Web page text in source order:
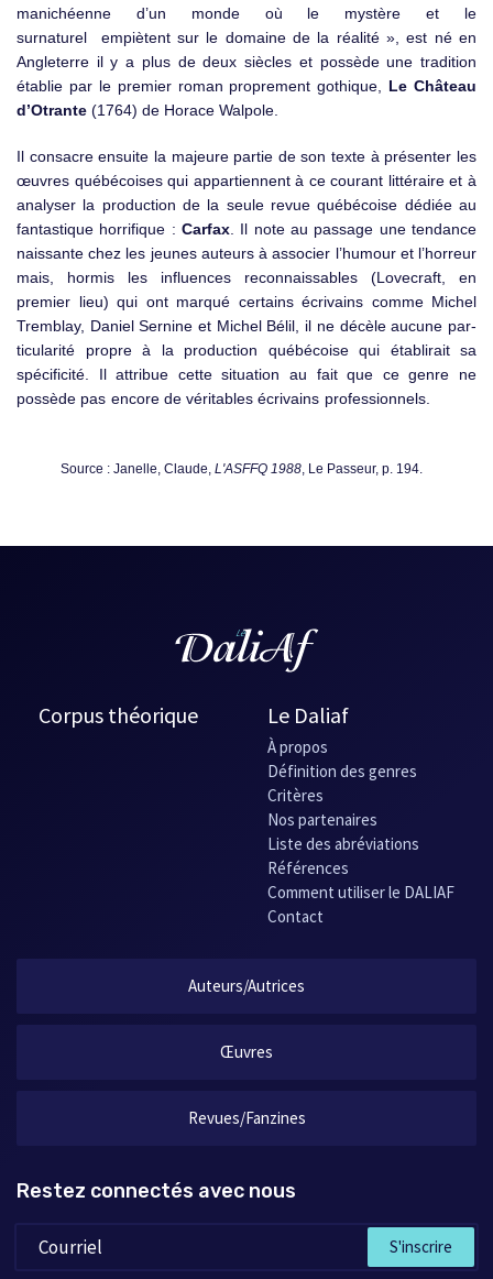
manichéenne d’un monde où le mystère et le
surnaturel empiètent sur le domaine de la réalité », est né en
Angleterre il y a plus de deux siècles et possède une tradition
établie par le premier roman proprement gothique, Le Château
d’Otrante (1764) de Horace Walpole.
Il consacre ensuite la majeure partie de son texte à présenter les
œuvres québécoises qui appartiennent à ce courant littéraire et à
analyser la production de la seule revue québécoise dédiée au
fantastique horrifique : Carfax . Il note au passage une tendance
naissante chez les jeunes auteurs à associer l’humour et l’horreur
mais, hormis les influences reconnaissables (Lovecraft, en
premier lieu) qui ont marqué certains écrivains comme Michel
Tremblay, Daniel Sernine et Michel Bélil, il ne décèle aucune par­
ticularité propre à la production québécoise qui établirait sa
spécificité. Il attribue cette situation au fait que ce genre ne
possède pas encore de véritables écrivains professionnels.
Source : Janelle, Claude, L'ASFFQ 1988, Le Passeur, p. 194.
Corpus théorique Le Daliaf
À propos
Définition des genres
Critères
Nos partenaires
Liste des abréviations
Références
Comment utiliser le DALIAF
Contact
Auteurs/Autrices
Œuvres
Revues/Fanzines
Restez connectés avec nous
S'inscrire